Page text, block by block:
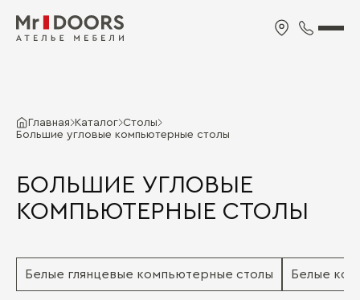
Главная Каталог Cтолы
Большие угловые компьютерные столы
БОЛЬШИЕ УГЛОВЫЕ
КОМПЬЮТЕРНЫЕ СТОЛЫ
Белые глянцевые компьютерные столы Белые